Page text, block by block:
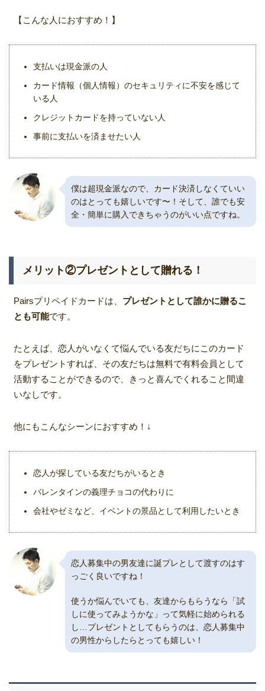
【こんな人におすすめ！】
支払いは現金派の人
カード情報（個人情報）のセキュリティに不安を感じて
いる人
クレジットカードを持っていない人
事前に支払いを済ませたい人
僕は超現金派なので、カード決済しなくていい
のはとっても嬉しいです〜！そして、誰でも安
全・簡単に購入できちゃうのがいい点ですね。
メリット②プレゼントとして贈れる！
Pairsプリペイドカードは、 プレゼントとして誰かに贈るこ
とも可能です。
たとえば、恋人がいなくて悩んでいる友だちにこのカード
をプレゼントすれば、その友だちは無料で有料会員として
活動することができるので、きっと喜んでくれること間違
いなしです。
他にもこんなシーンにおすすめ！↓
恋人が探している友だちがいるとき
バレンタインの義理チョコの代わりに
会社やゼミなど、イベントの景品として利用したいとき
恋人募集中の男友達に誕プレとして渡すのはす
っごく良いですね！
使うか悩んでいても、友達からもらうなら「試
しに使ってみようかな」って気軽に始められる
し…プレゼントとしてもらうのは、恋人募集中
の男性からしたらとっても嬉しい！